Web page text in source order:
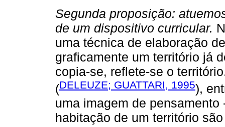
Segunda proposição:
de um dispositivo curricular.
uma técnica de elaboração
graficamente um território já
copia-se, reflete-se o
(DELEUZE; GUATTARI, 1995),
uma imagem de
habitação de um território